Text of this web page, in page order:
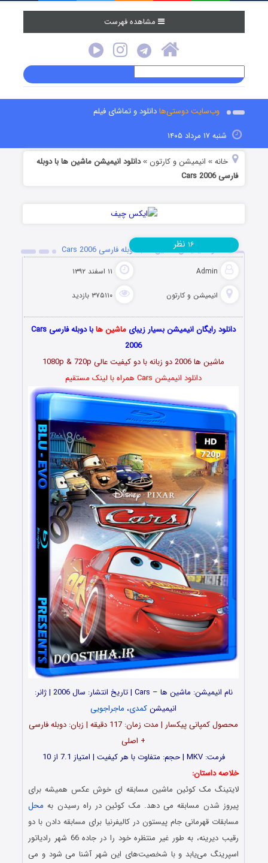
مشاهده فهرست
وب‌سایت دوستی‌هادانلود و تماشای فیلم
شنبه ۱۷ مرداد ۱۴۰۵
خانه » انیمیشن و کارتون »دانلود انیمیشن ماشین ها با دوبله
فارسی Cars 2006
دانلود انیمیشن ماشین ها با دوبله فارسی Cars 2006
Admin ۱۱ اسفند ۱۳۹۲
انیمیشن و کارتون ۳۷۵۱۱۰ بازدید
۱۶ نظر
دانلود رایگان انیمیشن بسیار زیبای ماشین ها
با دوبله فارسی Cars
2006
ماشین ها 2006 دو زبانه با دو کیفیت عالی 1080p & 720p
دانلود انیمیشن Cars همراه با لینک مستقیم
نام انیمیشن: ماشین ها – Cars | تاریخ انتشار: سال 2006 | ژانر:
انیمیشنکمدی، ماجراجویی
محصول کمپانی پیکسار | مدت زمان: 117 دقیقه | زبان: دوبله فارسی
+ اصلی
فرمت: MKV | حجم: متفاوت با هر کیفیت | امتیاز 7.1 از 10
خلاصه داستان:
لایتینگ مک‌ کوئین ماشین مسابقه ‌ای خوش‌ عکس همیشه برای
پیروز شدن مسابقه می دهد. مک‌ کوئین در راه رسیدن به محل
مسابقات قهرمانی جام پیستون در کالیفرنیا برای مسابقه دادن با دو
رقیب دیرینه، به طور غیر منتظره خود را در جاده 66 شهر رادیاتور
اسپرینگ می‌یابد و با شخصیت‌های این شهر آشنا می شود و می